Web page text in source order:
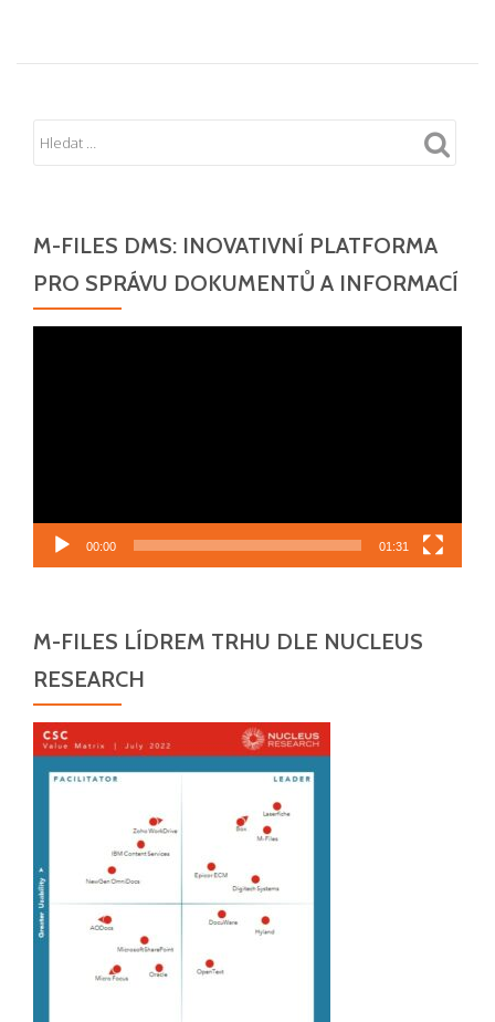
M-FILES DMS: INOVATIVNÍ PLATFORMA
PRO SPRÁVU DOKUMENTŮ A INFORMACÍ
00:00 01:31
M-FILES LÍDREM TRHU DLE NUCLEUS
RESEARCH